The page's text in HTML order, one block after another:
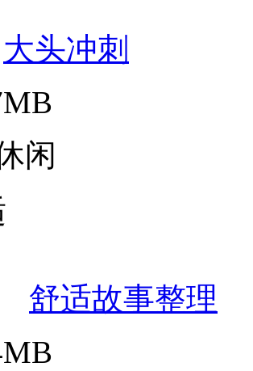
大头冲刺
闲
舒适故事整理